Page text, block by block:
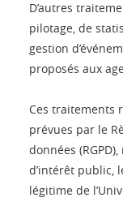
D’autres
pilotage, de
gestion
proposés aux
Ces traitements
prévues par le
données
d’intérêt public,
légitime de